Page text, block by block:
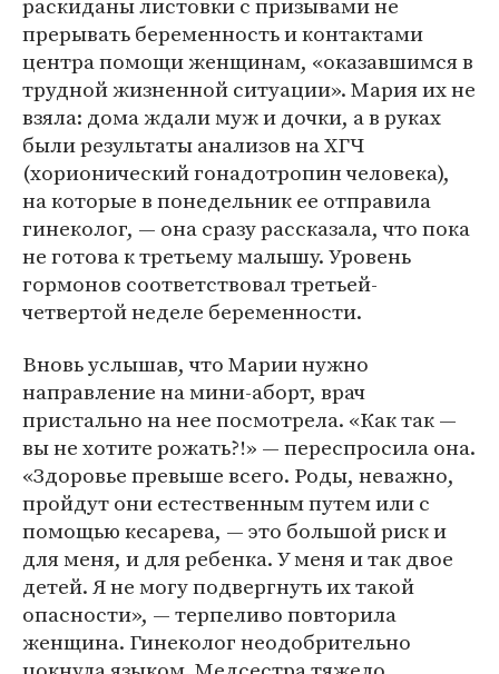
прерывать беременность и контактами
центра помощи женщинам, «оказавшимся в
трудной жизненной ситуации». Мария их не
взяла: дома ждали муж и дочки, а в руках
были результаты анализов на ХГЧ
(хорионический гонадотропин человека),
на которые в понедельник ее отправила
гинеколог, — она сразу рассказала, что пока
не готова к третьему малышу. Уровень
гормонов соответствовал третьей-
четвертой неделе беременности.
Вновь услышав, что Марии нужно
направление на мини-аборт, врач
пристально на нее посмотрела. «Как так —
вы не хотите рожать?!» — переспросила она.
«Здоровье превыше всего. Роды, неважно,
пройдут они естественным путем или с
помощью кесарева, — это большой риск и
для меня, и для ребенка. У меня и так двое
детей. Я не могу подвергнуть их такой
опасности», — терпеливо повторила
женщина. Гинеколог неодобрительно